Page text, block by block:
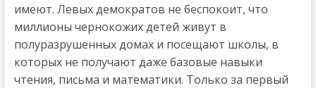
имеют. Левых демократов не беспокоит, что
миллионы чернокожих детей живут в
полуразрушенных домах и посещают школы, в
которых не получают даже базовые навыки
чтения, письма и математики. Только за первый